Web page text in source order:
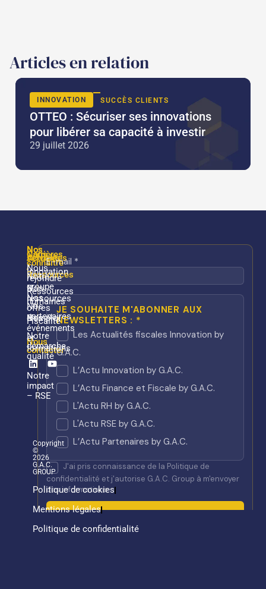
Articles en relation
INNOVATION SUCCÈS CLIENTS
OTTEO : Sécuriser ses innovations
pour libérer sa capacité à investir
29 juillet 2026
Nos
services
Innovation
Ressources
humaines
Fiscalité
Nos
Actualités
/
Ressources
Nos
ressources
Nos
événements
et
formations
Nous
connaître
Notre
groupe
Nos
partenaires
Notre
démarche
qualité
Notre
impact
– RSE
Carrières
Nous
rejoindre
Nos
offres
d’emploi
Nous
contacter
LinkedinYoutube
Copyright
©
2026
G.A.C.
GROUP
Politique de cookies
Mentions légales
Politique de confidentialité